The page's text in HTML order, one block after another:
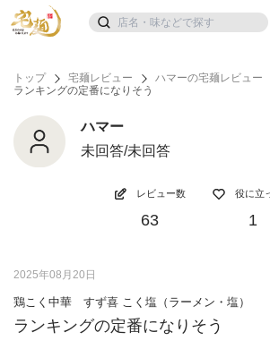
トップ 宅麺レビュー
ハマーの宅麺レビュー
ランキングの定番になりそう
ハマー
未回答/未回答
レビュー数
63
役に立
1
2025年08月20日
鶏こく中華 すず喜 こく塩（ラーメン・塩）
ランキングの定番になりそう